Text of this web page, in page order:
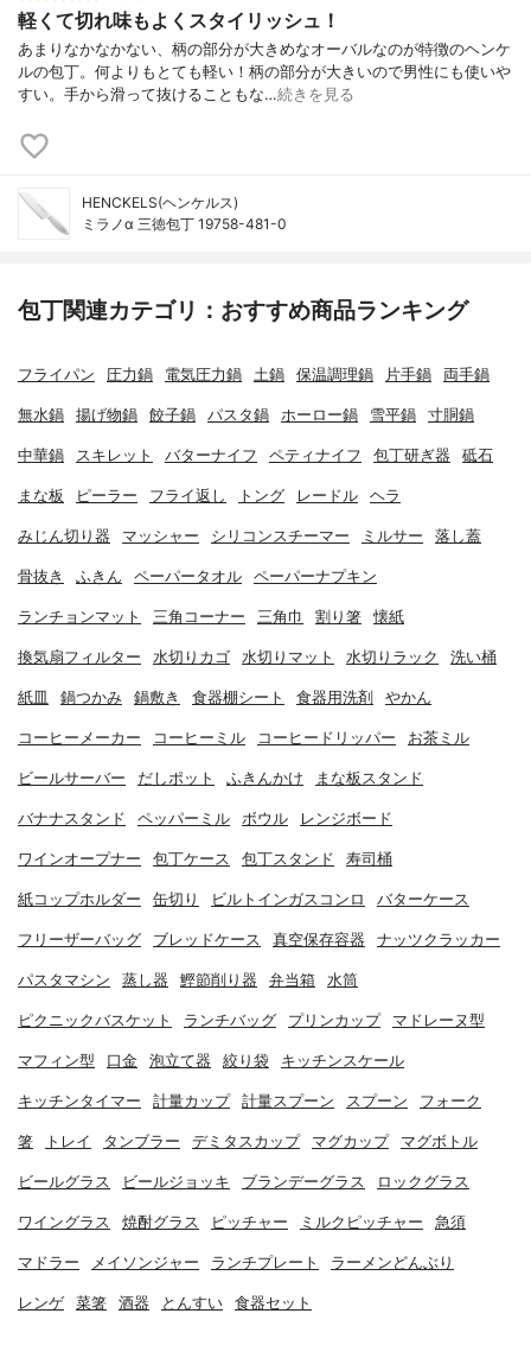
軽くて切れ味もよくスタイリッシュ！
あまりなかなかない、柄の部分が大きめなオーバルなのが特徴のヘンケ
ルの包丁。何よりもとても軽い！柄の部分が大きいので男性にも使いや
すい。手から滑って抜けることもな…続きを見る
HENCKELS(ヘンケルス)
ミラノα 三徳包丁 19758-481-0
包丁関連カテゴリ：おすすめ商品ランキング
フライパン 圧力鍋 電気圧力鍋 土鍋 保温調理鍋 片手鍋 両手鍋
無水鍋 揚げ物鍋 餃子鍋 パスタ鍋 ホーロー鍋 雪平鍋 寸胴鍋
中華鍋 スキレット バターナイフ ペティナイフ 包丁研ぎ器 砥石
まな板 ピーラー フライ返し トング レードル ヘラ
みじん切り器 マッシャー シリコンスチーマー ミルサー 落し蓋
骨抜き ふきん ペーパータオル ペーパーナプキン
ランチョンマット 三角コーナー 三角巾 割り箸 懐紙
換気扇フィルター 水切りカゴ 水切りマット 水切りラック 洗い桶
紙皿 鍋つかみ 鍋敷き 食器棚シート 食器用洗剤 やかん
コーヒーメーカー コーヒーミル コーヒードリッパー お茶ミル
ビールサーバー だしポット ふきんかけ まな板スタンド
バナナスタンド ペッパーミル ボウル レンジボード
ワインオープナー 包丁ケース 包丁スタンド 寿司桶
紙コップホルダー 缶切り ビルトインガスコンロ バターケース
フリーザーバッグ ブレッドケース 真空保存容器 ナッツクラッカー
パスタマシン 蒸し器 鰹節削り器 弁当箱 水筒
ピクニックバスケット ランチバッグ プリンカップ マドレーヌ型
マフィン型 口金 泡立て器 絞り袋 キッチンスケール
キッチンタイマー 計量カップ 計量スプーン スプーン フォーク
箸 トレイ タンブラー デミタスカップ マグカップ マグボトル
ビールグラス ビールジョッキ ブランデーグラス ロックグラス
ワイングラス 焼酎グラス ピッチャー ミルクピッチャー 急須
マドラー メイソンジャー ランチプレート ラーメンどんぶり
レンゲ 菜箸 酒器 とんすい 食器セット